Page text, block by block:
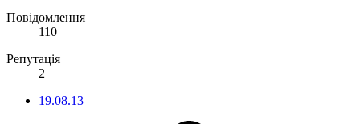
Повідомлення
110
Репутація
2
19.08.13